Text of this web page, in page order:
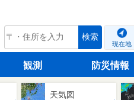
tenki.jp 検索
現在地
観測 防災情報
天気図